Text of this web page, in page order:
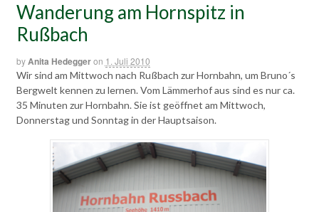
Wanderung am Hornspitz in
Rußbach
byAnita Hedeggeron 1. Juli 2010
Wir sind am Mittwoch nach Rußbach zur Hornbahn, um Bruno´s
Bergwelt kennen zu lernen. Vom Lämmerhof aus sind es nur ca.
35 Minuten zur Hornbahn. Sie ist geöffnet am Mittwoch,
Donnerstag und Sonntag in der Hauptsaison.